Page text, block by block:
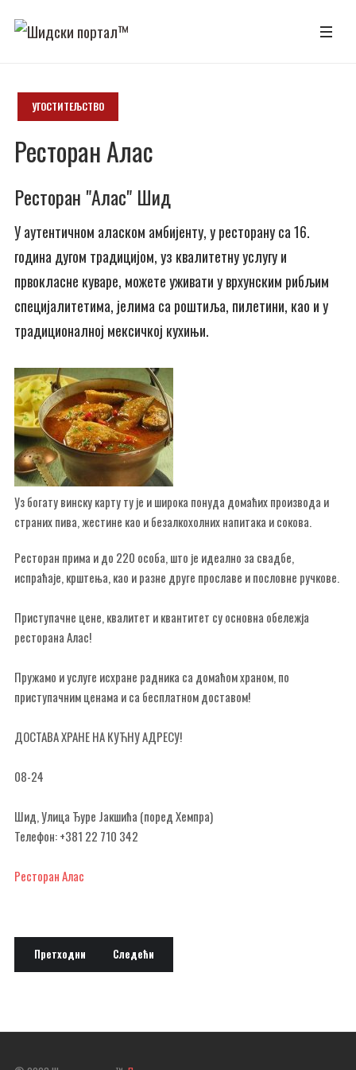
УГОСТИТЕЉСТВО
Ресторан Алас
Ресторан "Алас" Шид
У аутентичном аласком амбијенту, у ресторану са 16.
година дугом традицијом, уз квалитетну услугу и
првокласне куваре, можете уживати у врхунским рибљим
специјалитетима, јелима са роштиља, пилетини, као и у
традиционалној мексичкој кухињи.
Уз богату винску карту ту је и широка понуда домаћих производа и
страних пива, жестине као и безалкохолних напитака и сокова.
Ресторан прима и до 220 особа, што је идеално за свадбе,
испраћаје, крштења, као и разне друге прославе и пословне ручкове.
Приступачне цене, квалитет и квантитет су основна обележја
ресторана Алас!
Пружамо и услуге исхране радника са домаћом храном, по
приступачним ценама и са бесплатном доставом!
ДОСТАВА ХРАНЕ НА КУЋНУ АДРЕСУ!
08-24
Шид, Улица Ђуре Јакшића (поред Хемпра)
Телефон: +381 22 710 342
Ресторан Алас
Претходни чланак: Ресторан Боем
Претходни Следећи чланак: Ресторан Сремски конак
Следећи